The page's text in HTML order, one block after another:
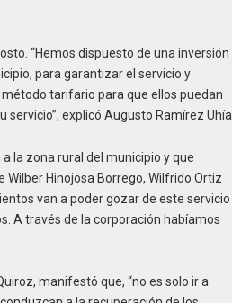
“Hemos dispuesto de una inversión
para garantizar el servicio y
tarifario para que ellos puedan
explicó Augusto Ramírez Uhía.
la zona rural del municipio y que
Hinojosa Borrego, Wilfrido Ortiz
van a poder gozar de este servicio
A través de la corporación habíamos
manifestó que, “no es solo ir a